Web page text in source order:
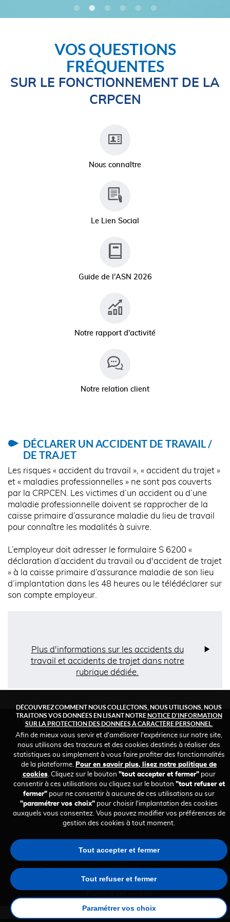
VOS QUESTIONS
FRÉQUENTES
SUR LE FONCTIONNEMENT DE LA
CRPCEN
Nous connaître
Le Lien Social
Guide de l'ASN 2026
Notre rapport d'activité
Notre relation client
DÉCLARER UN ACCIDENT DE TRAVAIL /
DE TRAJET
Les risques « accident du travail », « accident du trajet »
et « maladies professionnelles » ne sont pas couverts
par la CRPCEN. Les victimes d’un accident ou d’une
maladie professionnelle doivent se rapprocher de la
caisse primaire d’assurance maladie du lieu de travail
pour connaître les modalités à suivre.
L’employeur doit adresser le formulaire S 6200 «
déclaration d’accident du travail ou d'accident de trajet
» à la caisse primaire d’assurance maladie de son lieu
d’implantation dans les 48 heures ou le télédéclarer sur
son compte employeur.
Plus d'informations sur les accidents du
travail et accidents de trajet dans notre
rubrique dédiée.
FOOTER
TOP
Espace presse Espace professionnel de santé
Espace recrutement Espace des administrateurs
Espace ARSN
FOOTER
MENU
Accessibilité Rechercher Glossaire
Plan du site Mentions légales
Données personnelles Gestion des cookies
DÉCOUVREZ COMMENT NOUS COLLECTONS, NOUS UTILISONS, NOUS
TRAITONS VOS DONNÉES EN LISANT NOTRENOTICE D'INFORMATION
SUR LA PROTECTION DES DONNÉES À CARACTÈRE PERSONNEL.
Afin de mieux vous servir et d'améliorer l'expérience sur notre site,
nous utilisons des traceurs et des cookies destinés à réaliser des
statistiques ou simplement à vous faire profiter des fonctionnalités
de la plateforme. Pour en savoir plus, lisez notre politique de
cookies. Cliquez sur le bouton "tout accepter et fermer"pour
consentir à ces utilisations ou cliquez sur le bouton "tout refuser et
fermer" pour ne consentir à aucune de ces utilisations ou sur
"paramétrer vos choix" pour choisir l'implantation des cookies
auxquels vous consentez. Vous pouvez modifier vos préférences de
gestion des cookies à tout moment.
Tout accepter et fermer
Tout refuser et fermer
Paramétrer vos choix